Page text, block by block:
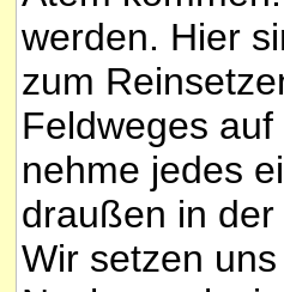
werden. Hier
zum
Feldweges
nehme jedes
draußen in
Wir setzen